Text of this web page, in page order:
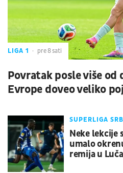
LIGA 1 pre 8 sati
Povratak posle više od
Evrope doveo veliko
SUPERLIGA
Neke lekcije
umalo
remija u